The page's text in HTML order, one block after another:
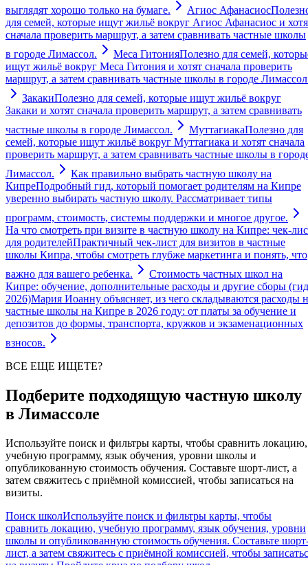
выглядят хорошо только на бумаге.
Агиос Афанасиос
для семей, которые ищут жильё вокруг Агиос Афанасиос и
сначала проверить маршрут, а затем сравнивать частные школы
в городе Лимассол.
Меса ГитонияПолезно для семей,
ищут жильё вокруг Меса Гитония и хотят сначала проверить
маршрут, а затем сравнивать частные школы в городе
ЗакакиПолезно для семей, которые ищут жильё вокруг
Закаки и хотят сначала проверить маршрут, а затем сравнивать
частные школы в городе Лимассол.
МуттагиакаПолезно для
семей, которые ищут жильё вокруг Муттагиака и хотят сначала
проверить маршрут, а затем сравнивать частные школы в
Лимассол.
Как правильно выбрать частную школу на
КипреПодробный гид, который помогает родителям на Кипре
уверенно выбирать частную школу. Рассматривает типы
программ, стоимость, системы поддержки и многое другое.
На что смотреть при визите в частную школу на Кипре: чек-
для родителейПрактичный чек-лист для визитов в частные
школы Кипра, чтобы смотреть глубже маркетинга и понять, что
важно для вашего ребенка.
Стоимость частных школ на
Кипре: обучение, дополнительные расходы и другие сборы (гид
2026)Мария Иоанну объясняет, из чего складываются расходы
частные школы на Кипре в 2026 году: от платы за обучение и
депозитов до формы, транспорта, кружков и экзаменационных
взносов.
ВСЕ ЕЩЕ ИЩЕТЕ?
Подберите подходящую частную школу
в Лимассоле
Используйте поиск и фильтры карты, чтобы сравнить локацию,
учебную программу, язык обучения, уровни школы и
опубликованную стоимость обучения. Составьте шорт-лист, а
затем свяжитесь с приёмной комиссией, чтобы записаться на
визиты.
Поиск школИспользуйте поиск и фильтры карты, чтобы
сравнить локацию, учебную программу, язык обучения, уровни
школы и опубликованную стоимость обучения. Составьте
лист, а затем свяжитесь с приёмной комиссией, чтобы